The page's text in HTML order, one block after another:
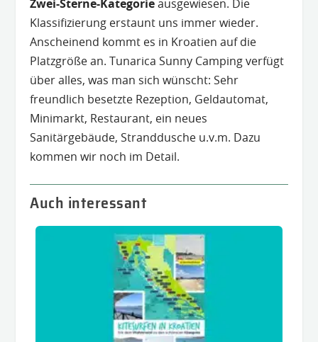
Zwei-Sterne-Kategorieausgewiesen. Die
Klassifizierung erstaunt uns immer wieder.
Anscheinend kommt es in Kroatien auf die
Platzgröße an. Tunarica Sunny Camping verfügt
über alles, was man sich wünscht: Sehr
freundlich besetzte Rezeption, Geldautomat,
Minimarkt, Restaurant, ein neues
Sanitärgebäude, Stranddusche u.v.m. Dazu
kommen wir noch im Detail.
Auch interessant